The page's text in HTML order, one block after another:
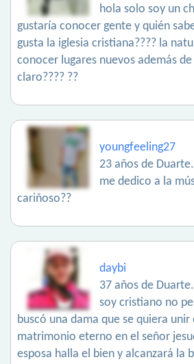
hola solo soy un
gustaría conocer gente y quién
gusta la iglesia cristiana???? la
conocer lugares nuevos además
claro???? ??
youngfeeling27
23 años de Duarte.
me dedico a la
cariñoso??
daybi
37 años de Duarte.
soy cristiano no
buscó una dama que se quiera unir
matrimonio eterno en el señor
esposa halla el bien y alcanzará la